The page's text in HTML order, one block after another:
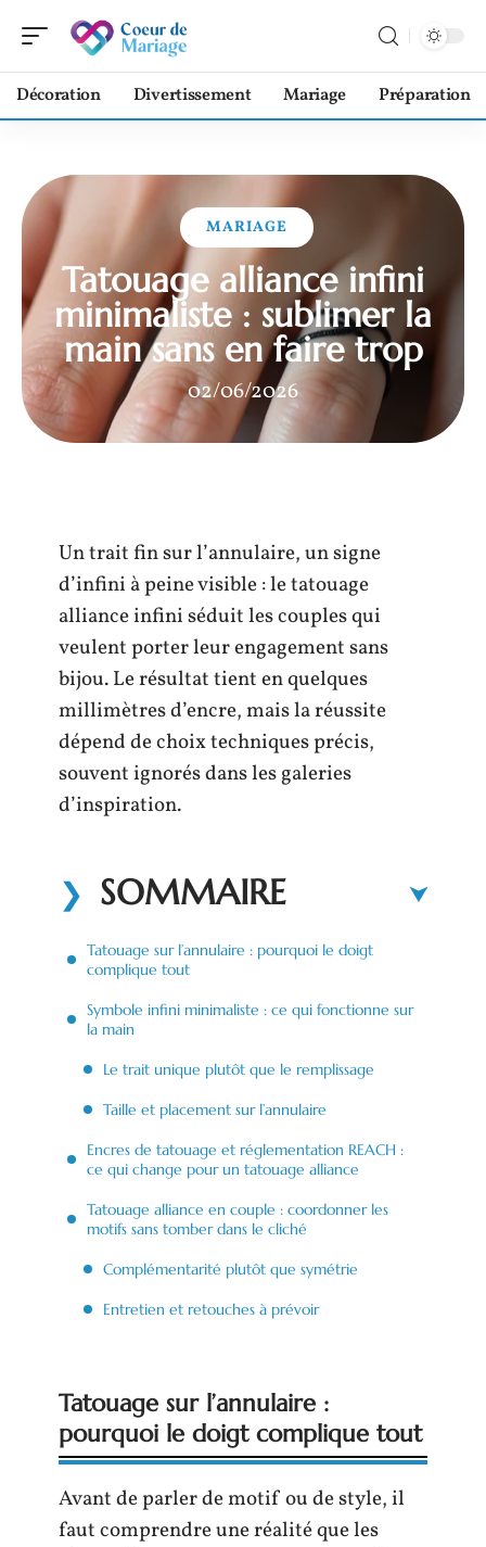
Décoration Divertissement Mariage Préparation
MARIAGE
Tatouage alliance infini
minimaliste : sublimer la
main sans en faire trop
02/06/2026
Un trait fin sur l’annulaire, un signe
d’infini à peine visible : le tatouage
alliance infini séduit les couples qui
veulent porter leur engagement sans
bijou. Le résultat tient en quelques
millimètres d’encre, mais la réussite
dépend de choix techniques précis,
souvent ignorés dans les galeries
d’inspiration.
SOMMAIRE
Tatouage sur l’annulaire : pourquoi le doigt
complique tout
Symbole infini minimaliste : ce qui fonctionne sur
la main
Le trait unique plutôt que le remplissage
Taille et placement sur l’annulaire
Encres de tatouage et réglementation REACH :
ce qui change pour un tatouage alliance
Tatouage alliance en couple : coordonner les
motifs sans tomber dans le cliché
Complémentarité plutôt que symétrie
Entretien et retouches à prévoir
Tatouage sur l’annulaire :
pourquoi le doigt complique tout
Avant de parler de motif ou de style, il
faut comprendre une réalité que les